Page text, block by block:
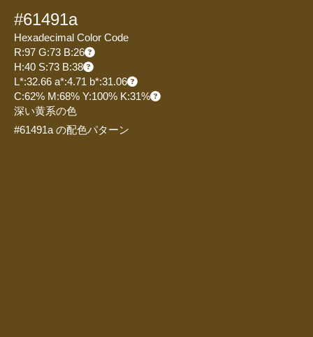
#61491a
Hexadecimal Color Code
R:97 G:73 B:26
H:40 S:73 B:38
L*:32.66 a*:4.71 b*:31.06
C:62% M:68% Y:100% K:31%
深い黄系の色
#61491a の配色パターン